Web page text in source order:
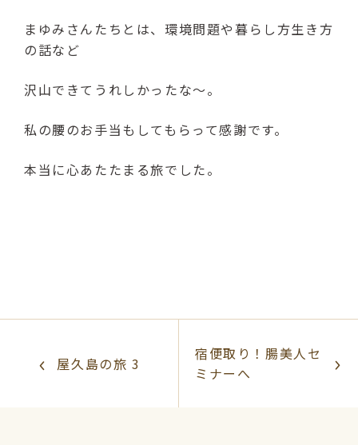
まゆみさんたちとは、環境問題や暮らし方生き方
の話など
沢山できてうれしかったな～。
私の腰のお手当もしてもらって感謝です。
本当に心あたたまる旅でした。
屋久島の旅 3
宿便取り！腸美人セ
ミナーへ